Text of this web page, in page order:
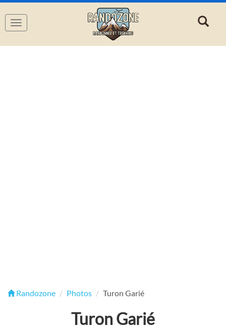
Navigation
Randozone Photos Turon Garié
Turon Garié